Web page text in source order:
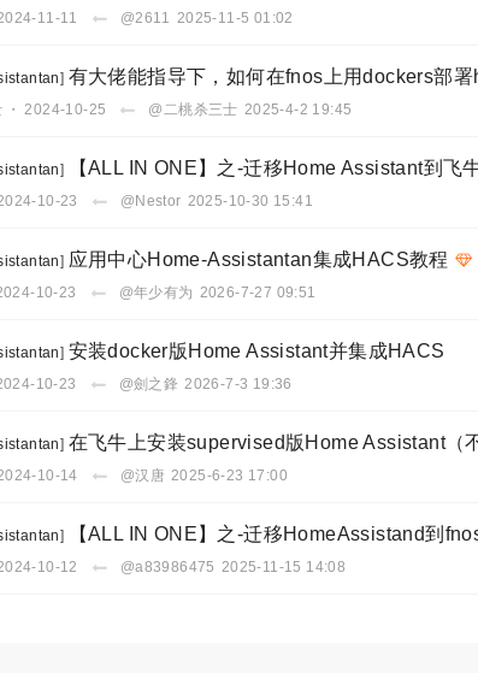
11-11 @2611 2025-11-5 01:02
] 有大佬能指导下，如何在fnos上用dockers部
・ 2024-10-25 @二桃杀三士 2025-4-2 19:45
] 【ALL IN ONE】之-迁移Home Assistant到飞
10-23 @Nestor 2025-10-30 15:41
] 应用中心Home-Assistantan集成HACS教程
10-23 @年少有为 2026-7-27 09:51
] 安装docker版Home Assistant并集成HACS
10-23 @劍之鋒 2026-7-3 19:36
] 在飞牛上安装supervised版Home Assistant（
10-14 @汉唐 2025-6-23 17:00
] 【ALL IN ONE】之-迁移HomeAssistand到
10-12 @a83986475 2025-11-15 14:08